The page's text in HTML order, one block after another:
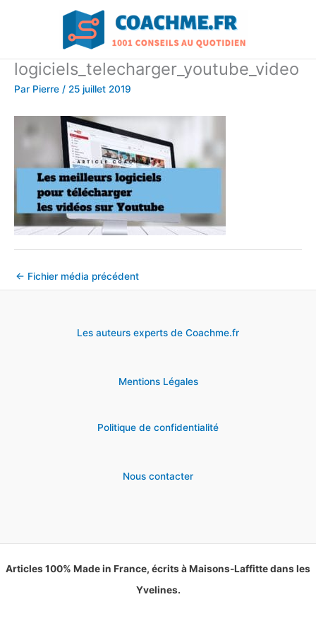
logiciels_telecharger_youtube_video
Par Pierre / 25 juillet 2019
← Fichier média précédent
Les auteurs experts de Coachme.fr
Mentions Légales
Politique de confidentialité
Nous contacter
Articles 100% Made in France, écrits à Maisons-Laffitte dans les
Yvelines.